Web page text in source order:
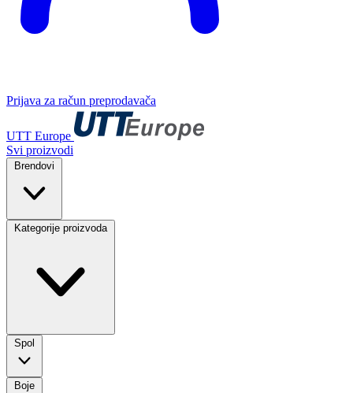
Prijava za račun preprodavača
UTT Europe
Svi proizvodi
Brendovi
Kategorije proizvoda
Spol
Boje